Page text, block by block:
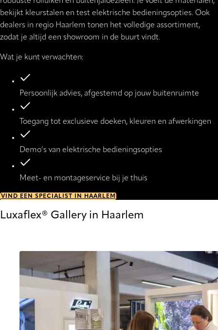
bekijkt kleurstalen en test elektrische bedieningsopties. Ook
dealers in regio Haarlem tonen het volledige assortiment,
zodat je altijd een showroom in de buurt vindt.
Wat je kunt verwachten:
Persoonlijk advies, afgestemd op jouw buitenruimte
Toegang tot exclusieve doeken, kleuren en afwerkingen
Demo’s van elektrische bedieningsopties
Meet- en montageservice bij je thuis
VIND EEN SPECIALIST IN HAARLEM
Luxaflex® Gallery in Haarlem